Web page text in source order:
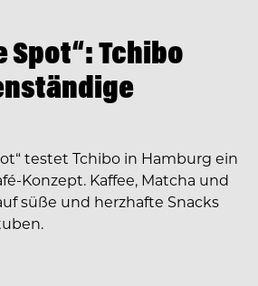
Spot“: Tchibo
testet Tchibo in Hamburg ein
Konzept. Kaffee, Matcha und
süße und herzhafte Snacks